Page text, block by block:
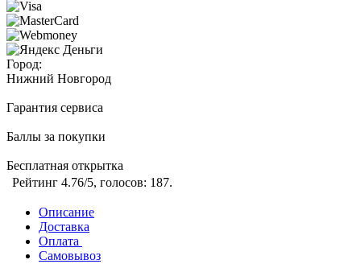
Город:
Нижний Новгород
Гарантия сервиса
Баллы за покупки
Бесплатная открытка
Рейтинг 4.76/5, голосов: 187.
Описание
Доставка
Оплата
Самовывоз